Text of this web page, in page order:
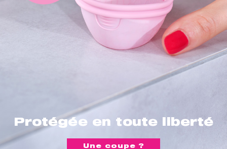
Protégée en toute liberté
Une coupe ?